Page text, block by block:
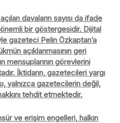
davaların sayısı da ifade
önemli bir göstergesidir. Dijital
gazeteci Pelin Özkaptan’a
açıklanmasının geri
mensuplarının görevlerini
İktidarın, gazetecileri yargı
yalnızca gazetecilerin değil,
tehdit etmektedir.
ve erişim engelleri, halkın